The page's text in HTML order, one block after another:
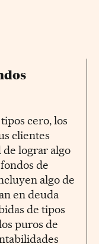
cero, los
clientes
lograr algo
de
algo de
en deuda
de tipos
puros de